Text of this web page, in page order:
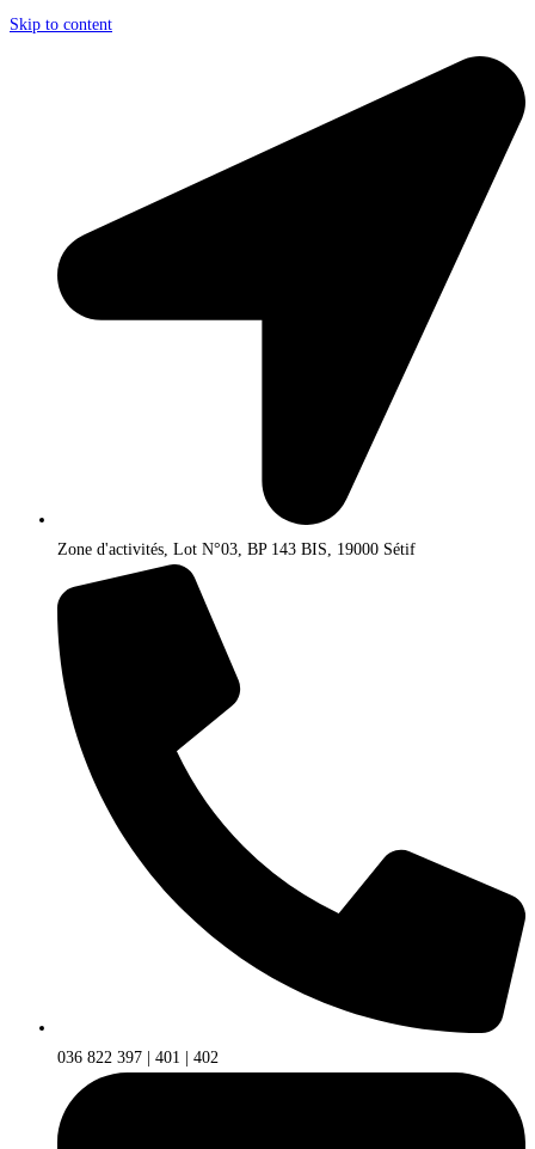
Skip to content
Zone d'activités, Lot N°03, BP 143 BIS, 19000 Sétif
036 822 397 | 401 | 402